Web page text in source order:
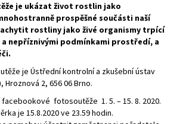
je ukázat život rostlin jako
prospěšné součásti naší
rostliny jako živé organismy trpící
nepříznivými podmínkami prostředí, a
je Ústřední kontrolní a zkušební ústav
Hroznová 2, 656 06 Brno.
fotosoutěže 1. 5. – 15. 8. 2020.
je 15.8.2020 ve 23.59 hodin.